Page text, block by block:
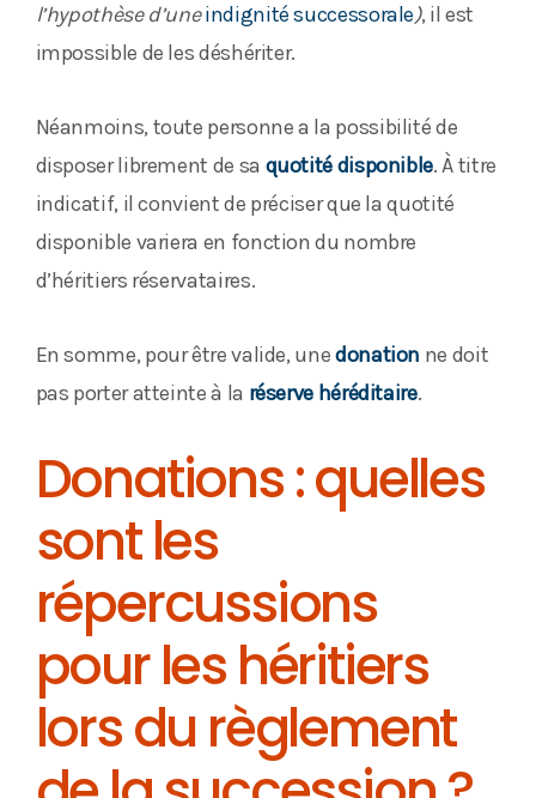
l’hypothèse d’uneindignité successorale), il est
impossible de les déshériter.
Néanmoins, toute personne a la possibilité de
disposer librement de sa quotité disponible. À titre
indicatif, il convient de préciser que la quotité
disponible variera en fonction du nombre
d’héritiers réservataires.
En somme, pour être valide, unedonation ne doit
pas porter atteinte à la réserve héréditaire.
Donations : quelles
sont les
répercussions
pour les héritiers
lors du règlement